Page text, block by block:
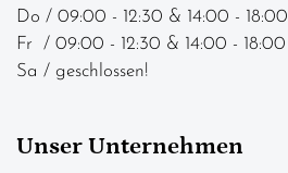
Do / 09:00 - 12:30 & 14:00 - 18:00
Fr / 09:00 - 12:30 & 14:00 - 18:00
Sa / geschlossen!
Unser Unternehmen